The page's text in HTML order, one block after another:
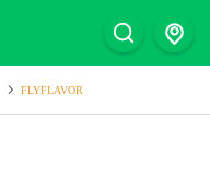
FLYFLAVOR